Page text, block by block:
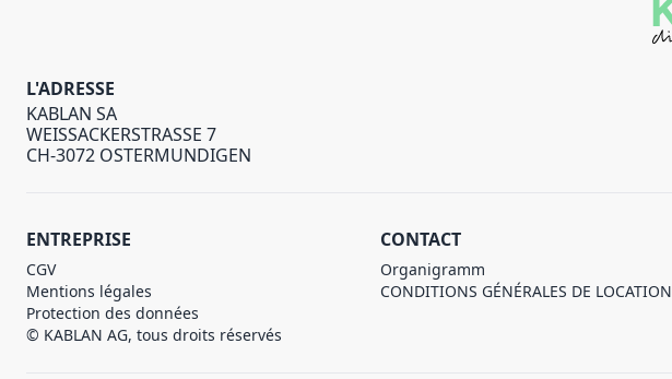
L'ADRESSE
KABLAN SA
WEISSACKERSTRASSE 7
CH-3072 OSTERMUNDIGEN
ENTREPRISE
CGV
Mentions légales
Protection des données
© KABLAN AG, tous droits réservés
CONTACT
Organigramm
CONDITIONS GÉNÉRALES DE LOCATION